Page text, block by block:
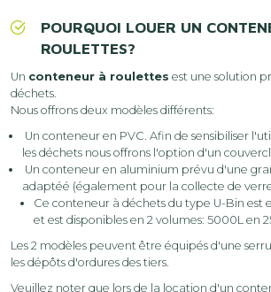
POURQUOI LOUER UN
ROULETTES?
Un conteneur à roulettes est une solution
déchets.
Nous offrons deux modèles différents:
Un conteneur en PVC. Afin de sensibiliser
les déchets nous offrons l'option d'un
Un conteneur en aluminium prévu d'une
adaptéé (également pour la collecte de
Ce conteneur à déchets du type U-Bin est
et est disponibles en 2 volumes: 5000L en
Les 2 modèles peuvent être équipés d'une
les dépôts d'ordures des tiers.
Veuillez noter que lors de la location d'un